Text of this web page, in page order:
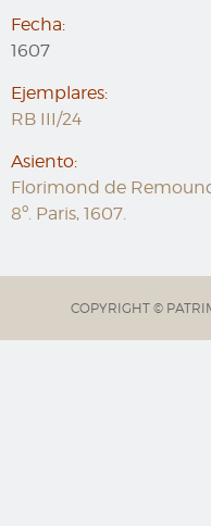
Fecha:
1607
Ejemplares:
RB III/24
Asiento:
Florimond de
8º. Paris, 1607.
COPYRIGHT ©